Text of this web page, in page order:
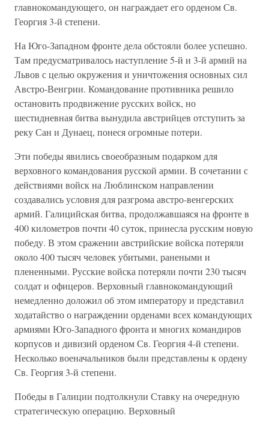
главнокомандующего, он награждает его орденом Св.
Георгия 3-й степени.
На Юго-Западном фронте дела обстояли более успешно.
Там предусматривалось наступление 5-й и 3-й армий на
Львов с целью окружения и уничтожения основных сил
Австро-Венгрии. Командование противника решило
остановить продвижение русских войск, но
шестидневная битва вынудила австрийцев отступить за
реку Сан и Дунаец, понеся огромные потери.
Эти победы явились своеобразным подарком для
верховного командования русской армии. В сочетании с
действиями войск на Люблинском направлении
создавались условия для разгрома австро-венгерских
армий. Галицийская битва, продолжавшаяся на фронте в
400 километров почти 40 суток, принесла русским новую
победу. В этом сражении австрийские войска потеряли
около 400 тысяч человек убитыми, ранеными и
плененными. Русские войска потеряли почти 230 тысяч
солдат и офицеров. Верховный главнокомандующий
немедленно доложил об этом императору и представил
ходатайство о награждении орденами всех командующих
армиями Юго-Западного фронта и многих командиров
корпусов и дивизий орденом Св. Георгия 4-й степени.
Несколько военачальников были представлены к ордену
Св. Георгия 3-й степени.
Победы в Галиции подтолкнули Ставку на очередную
стратегическую операцию. Верховный